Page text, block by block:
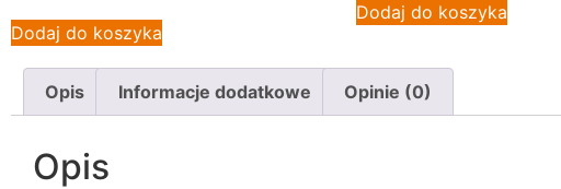
Dodaj do koszyka
Dodaj do koszyka
Opis Informacje dodatkowe Opinie (0)
Opis